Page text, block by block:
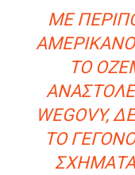
ΜΕ
ΤΟ
ΝΑΣΤΟΛΈΑ
EGOVY,
Ο
ΧΉΜΑΤΑ